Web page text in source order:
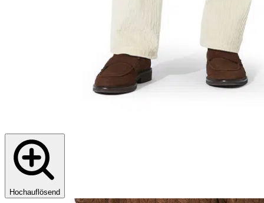
Hochauflösend